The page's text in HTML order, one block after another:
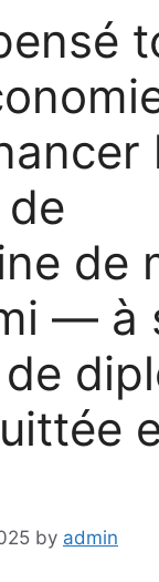
de
— à
by admin